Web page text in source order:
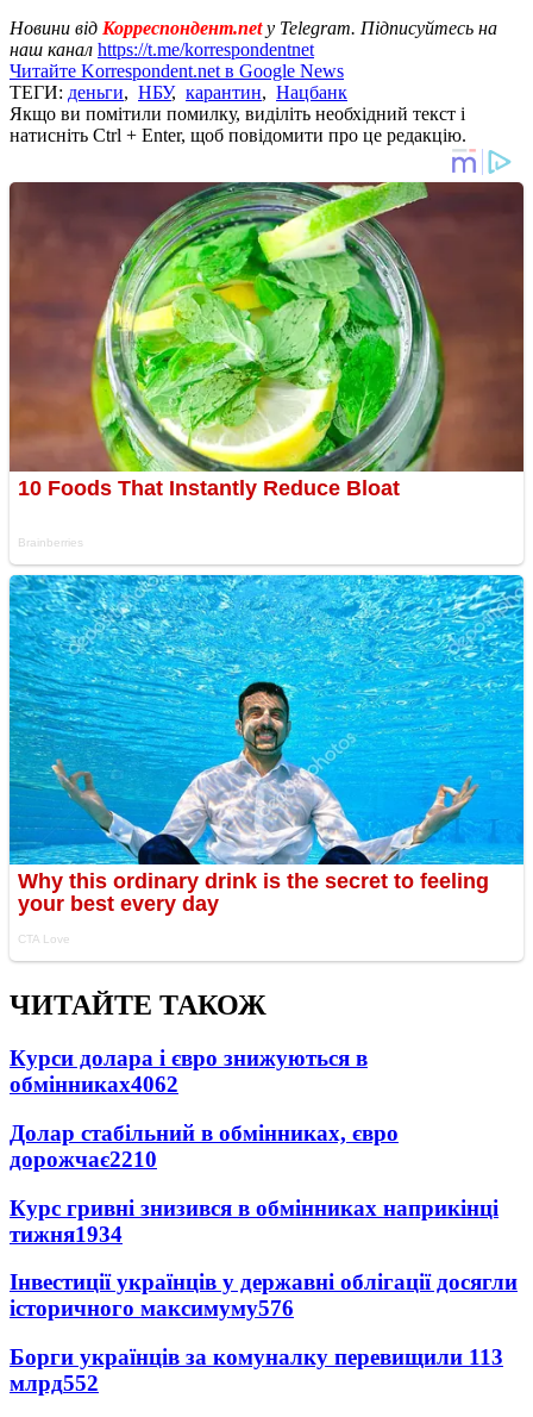
Новини від Корреспондент.net у Telegram. Підписуйтесь на
наш канал https://t.me/korrespondentnet
Читайте Korrespondent.net в Google News
ТЕГИ: деньги, НБУ, карантин, Нацбанк
Якщо ви помітили помилку, виділіть необхідний текст і
натисніть Ctrl + Enter, щоб повідомити про це редакцію.
ЧИТАЙТЕ ТАКОЖ
Курси долара і євро знижуються в
обмінниках4062
Долар стабільний в обмінниках, євро
дорожчає2210
Курс гривні знизився в обмінниках наприкінці
тижня1934
Інвестиції українців у державні облігації досягли
історичного максимуму576
Борги українців за комуналку перевищили 113
млрд552